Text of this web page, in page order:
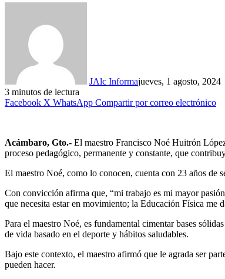
JAlc Informajueves, 1 agosto, 2024
3 minutos de lectura
Facebook X WhatsApp Compartir por correo electrónico
Acámbaro, Gto.- El maestro Francisco Noé Huitrón
proceso pedagógico, permanente y constante, que
El maestro Noé, como lo conocen, cuenta con 23 años de
Con convicción afirma que, “mi trabajo es mi mayor
que necesita estar en movimiento; la Educación Física me
Para el maestro Noé, es fundamental cimentar bases
de vida basado en el deporte y hábitos saludables.
Bajo este contexto, el maestro afirmó que le agrada ser
pueden hacer.